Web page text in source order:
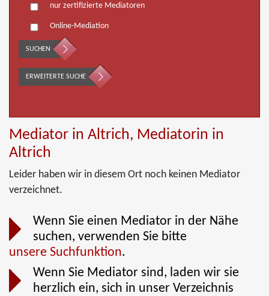
nur zertifizierte Mediatoren
Online-Mediation
SUCHEN
ERWEITERTE SUCHE
Mediator in Altrich, Mediatorin in
Altrich
Leider haben wir in diesem Ort noch keinen Mediator
verzeichnet.
Wenn Sie einen Mediator in der Nähe
suchen, verwenden Sie bitte
unsere Suchfunktion.
Wenn Sie Mediator sind, laden wir sie
herzlich ein, sich in unser Verzeichnis